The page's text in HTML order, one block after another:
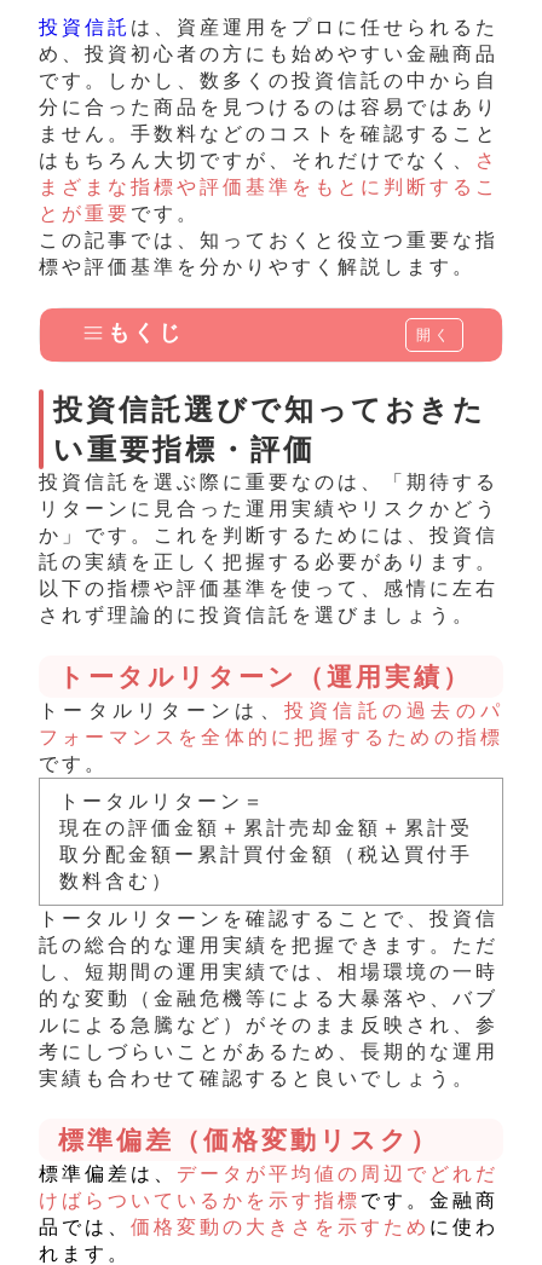
投資信託 は、 資産運用をプロに任せられるた
め、投資初心者の方にも始めやすい金融商品
です。しかし、数多くの投資信託の中から自
分に合った商品を見つけるのは容易ではあり
ません。 手数料などのコストを確認すること
はもちろん大切ですが、それだけでなく、
さ
まざまな指標や評価基準をもとに判断するこ
とが重要 です。
この記事では、知っておくと役立つ重要な指
標や評価基準を分かりやすく解説します。
もくじ 開く
投資信託選びで知っておきた
い重要指標・評価
投資信託を選ぶ際に重要なのは、「期待する
リターンに見合った運用実績やリスクかどう
か」です。これを判断するためには、投資信
託の実績を正しく把握する必要があります。
以下の指標や評価 基準 を使って、感情に左右
されず理論的に投資信託を選びましょう。
トータルリターン（運用実績）
トータルリターンは、 投資信託の過去のパ
フォーマンスを全体的に把握するための指標
です。
トータルリターン＝
現在の評価金額＋累計売却金額＋累計受
取分配金額ー累計買付金額（税込買付手
数料含む）
トータルリターンを確認することで、投資信
託の総合的な運用実績を把握できます。ただ
し、短期間の運用実績では、相場環境の一時
的な変動（金融危機等による大暴落や、バブ
ルによる急騰など）がそのまま反映され、参
考にしづらいことがあるため、長期的な運用
実績も合わせて確認すると良いでしょう。
標準偏差（価格変動リスク）
標準偏差は、 データが平均値の周辺でどれだ
けばらついているかを示す指標 です。金融商
品では、 価格変動の大きさを示すため に使わ
れます。